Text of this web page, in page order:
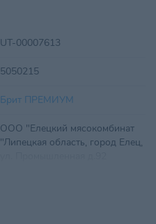
UT-00007613
5050215
Брит ПРЕМИУМ
ООО "Елецкий мясокомбинат
"Липецкая область, город Елец,